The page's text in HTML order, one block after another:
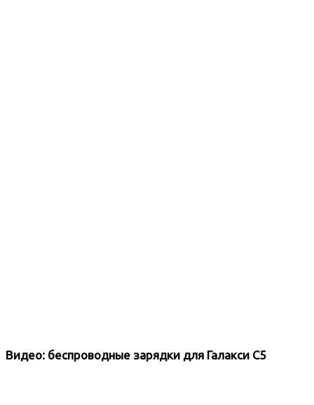
Видео: беспроводные зарядки для Галакси С5